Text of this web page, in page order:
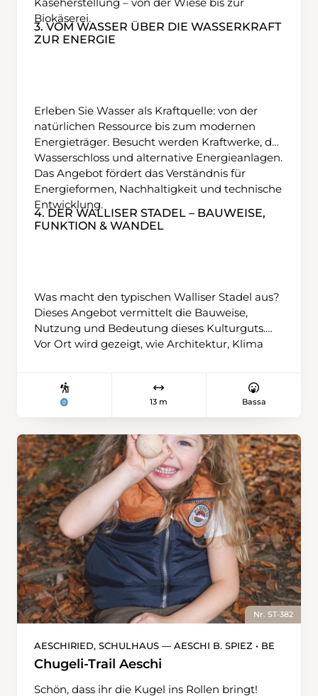
Biokäserei.
3. VOM WASSER ÜBER DIE WASSERKRAFT
ZUR ENERGIE
Erleben Sie Wasser als Kraftquelle: von der
natürlichen Ressource bis zum modernen
Energieträger. Besucht werden Kraftwerke, das
Wasserschloss und alternative Energieanlagen.
Das Angebot fördert das Verständnis für
Energieformen, Nachhaltigkeit und technische
Entwicklung.
4. DER WALLISER STADEL – BAUWEISE,
FUNKTION & WANDEL
Was macht den typischen Walliser Stadel aus?
Dieses Angebot vermittelt die Bauweise,
Nutzung und Bedeutung dieses Kulturguts.
Vor Ort wird gezeigt, wie Architektur, Klima
13 m Bassa
Nr. ST-382
AESCHIRIED, SCHULHAUS — AESCHI B. SPIEZ • BE
Chugeli-Trail Aeschi
Schön, dass ihr die Kugel ins Rollen bringt!